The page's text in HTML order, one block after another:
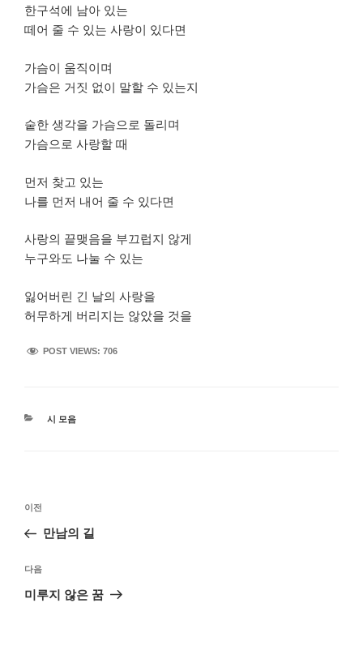
한구석에 남아 있는
떼어 줄 수 있는 사랑이 있다면
가슴이 움직이며
가슴은 거짓 없이 말할 수 있는지
숱한 생각을 가슴으로 돌리며
가슴으로 사랑할 때
먼저 찾고 있는
나를 먼저 내어 줄 수 있다면
사랑의 끝맺음을 부끄럽지 않게
누구와도 나눌 수 있는
잃어버린 긴 날의 사랑을
허무하게 버리지는 않았을 것을
POST VIEWS: 706
카
시 모음
색
이
전
이전
만남의 길
다
음
다음
미루지 않은 꿈